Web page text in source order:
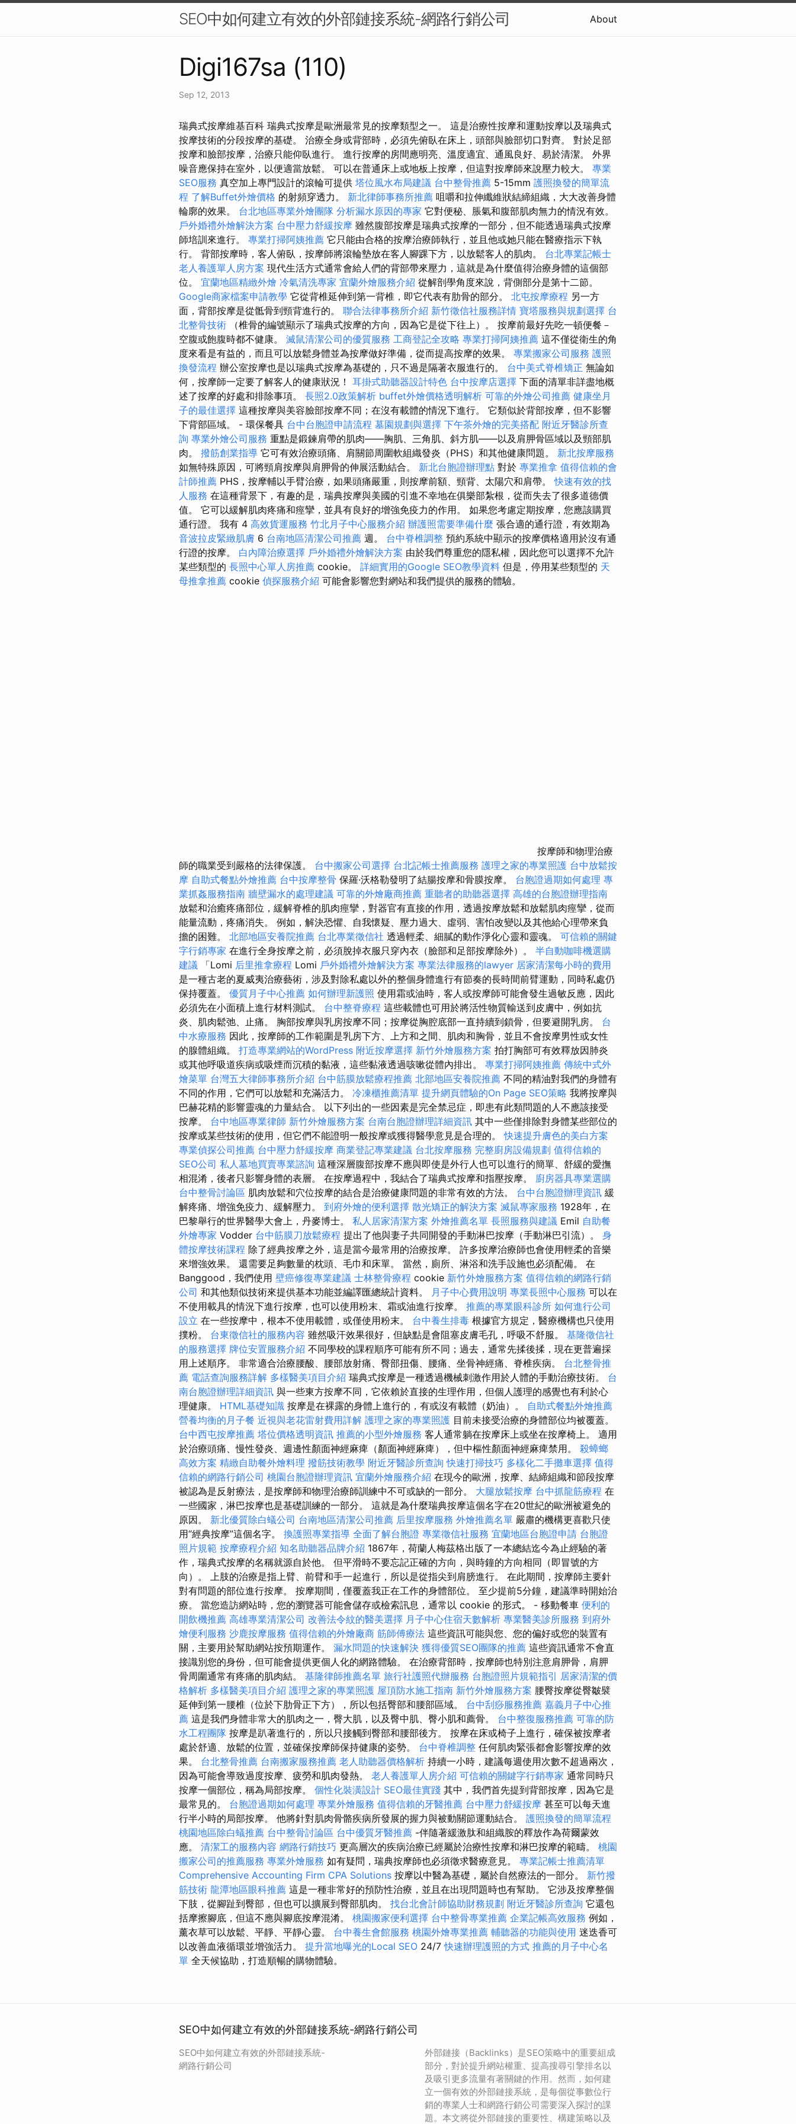
SEO中如何建立有效的外部鏈接系統-網路行銷公司 About
Digi167sa (110)
Sep 12, 2013
瑞典式按摩維基百科 瑞典式按摩是歐洲最常見的按摩類型之一。 這是治療性按摩和運動按摩以及瑞典式
按摩技術的分段按摩的基礎。 治療全身或背部時，必須先俯臥在床上，頭部與臉部切口對齊。 對於足部
按摩和臉部按摩，治療只能仰臥進行。 進行按摩的房間應明亮、溫度適宜、通風良好、易於清潔。 外界
噪音應保持在室外，以便適當放鬆。 可以在普通床上或地板上按摩，但這對按摩師來說壓力較大。 專業
SEO服務 真空加上專門設計的滾輪可提供 塔位風水布局建議 台中整骨推薦 5-15mm 護照換發的簡單流
程 了解Buffet外燴價格 的射頻穿透力。 新北律師事務所推薦 咀嚼和拉伸纖維狀結締組織，大大改善身體
輪廓的效果。 台北地區專業外燴團隊 分析漏水原因的專家 它對便秘、脹氣和腹部肌肉無力的情況有效。
戶外婚禮外燴解決方案 台中壓力舒緩按摩 雖然腹部按摩是瑞典式按摩的一部分，但不能透過瑞典式按摩
師培訓來進行。 專業打掃阿姨推薦 它只能由合格的按摩治療師執行，並且他或她只能在醫療指示下執
行。 背部按摩時，客人俯臥，按摩師將滾輪墊放在客人腳踝下方，以放鬆客人的肌肉。 台北專業記帳士
老人養護單人房方案 現代生活方式通常會給人們的背部帶來壓力，這就是為什麼值得治療身體的這個部
位。 宜蘭地區精緻外燴 冷氣清洗專家 宜蘭外燴服務介紹 從解剖學角度來說，背側部分是第十二節。
Google商家檔案申請教學 它從背椎延伸到第一背椎，即它代表有肋骨的部分。 北屯按摩療程 另一方
面，背部按摩是從骶骨到頸背進行的。 聯合法律事務所介紹 新竹徵信社服務詳情 寶塔服務與規劃選擇 台
北整骨技術 （椎骨的編號顯示了瑞典式按摩的方向，因為它是從下往上）。 按摩前最好先吃一頓便餐－
空腹或飽腹時都不健康。 滅鼠清潔公司的優質服務 工商登記全攻略 專業打掃阿姨推薦 這不僅從衛生的角
度來看是有益的，而且可以放鬆身體並為按摩做好準備，從而提高按摩的效果。 專業搬家公司服務 護照
換發流程 辦公室按摩也是以瑞典式按摩為基礎的，只不過是隔著衣服進行的。 台中美式脊椎矯正 無論如
何，按摩師一定要了解客人的健康狀況！ 耳掛式助聽器設計特色 台中按摩店選擇 下面的清單非詳盡地概
述了按摩的好處和排除事項。 長照2.0政策解析 buffet外燴價格透明解析 可靠的外燴公司推薦 健康坐月
子的最佳選擇 這種按摩與美容臉部按摩不同；在沒有載體的情況下進行。 它類似於背部按摩，但不影響
下背部區域。 - 環保餐具 台中台胞證申請流程 墓園規劃與選擇 下午茶外燴的完美搭配 附近牙醫診所查
詢 專業外燴公司服務 重點是鍛鍊肩帶的肌肉——胸肌、三角肌、斜方肌——以及肩胛骨區域以及頸部肌
肉。 撥筋創業指導 它可有效治療頭痛、肩關節周圍軟組織發炎（PHS）和其他健康問題。 新北按摩服務
如無特殊原因，可將頸肩按摩與肩胛骨的伸展活動結合。 新北台胞證辦理點 對於 專業推拿 值得信賴的會
計師推薦 PHS，按摩輔以手臂治療，如果頭痛嚴重，則按摩前額、頸背、太陽穴和肩帶。快速有效的找
人服務 在這種背景下，有趣的是，瑞典按摩與美國的引進不幸地在俱樂部紮根，從而失去了很多道德價
值。 它可以緩解肌肉疼痛和痙攣，並具有良好的增強免疫力的作用。 如果您考慮定期按摩，您應該購買
通行證。 我有 4 高效貨運服務 竹北月子中心服務介紹 辦護照需要準備什麼 張合適的通行證，有效期為
音波拉皮緊緻肌膚 6 台南地區清潔公司推薦 週。 台中脊椎調整 預約系統中顯示的按摩價格適用於沒有通
行證的按摩。 白內障治療選擇 戶外婚禮外燴解決方案 由於我們尊重您的隱私權，因此您可以選擇不允許
某些類型的 長照中心單人房推薦 cookie。 詳細實用的Google SEO教學資料 但是，停用某些類型的 天
母推拿推薦 cookie 偵探服務介紹 可能會影響您對網站和我們提供的服務的體驗。
按摩師和物理治療
師的職業受到嚴格的法律保護。 台中搬家公司選擇 台北記帳士推薦服務 護理之家的專業照護 台中放鬆按
摩 自助式餐點外燴推薦 台中按摩整骨 保羅·沃格勒發明了結腸按摩和骨膜按摩。 台胞證過期如何處理 專
業抓姦服務指南 牆壁漏水的處理建議 可靠的外燴廠商推薦 重聽者的助聽器選擇 高雄的台胞證辦理指南
放鬆和治癒疼痛部位，緩解脊椎的肌肉痙攣，對器官有直接的作用，透過按摩放鬆和放鬆肌肉痙攣，從而
能量流動，疼痛消失。 例如，解決恐懼、自我懷疑、壓力過大、虛弱、害怕改變以及其他給心理帶來負
擔的困難。 北部地區安養院推薦 台北專業徵信社 透過輕柔、細膩的動作淨化心靈和靈魂。 可信賴的關鍵
字行銷專家 在進行全身按摩之前，必須脫掉衣服只穿內衣（臉部和足部按摩除外）。 半自動咖啡機選購
建議 「Lomi 后里推拿療程 Lomi 戶外婚禮外燴解決方案 專業法律服務的lawyer 居家清潔每小時的費用
是一種古老的夏威夷治療藝術，涉及對除私處以外的整個身體進行有節奏的長時間前臂運動，同時私處仍
保持覆蓋。 優質月子中心推薦 如何辦理新護照 使用霜或油時，客人或按摩師可能會發生過敏反應，因此
必須先在小面積上進行材料測試。 台中整脊療程 這些載體也可用於將活性物質輸送到皮膚中，例如抗
炎、肌肉鬆弛、止痛。 胸部按摩與乳房按摩不同；按摩從胸腔底部一直持續到鎖骨，但要避開乳房。 台
中水療服務 因此，按摩師的工作範圍是乳房下方、上方和之間、肌肉和胸骨，並且不會按摩男性或女性
的腺體組織。 打造專業網站的WordPress 附近按摩選擇 新竹外燴服務方案 拍打胸部可有效釋放因肺炎
或其他呼吸道疾病或吸煙而沉積的黏液，這些黏液透過咳嗽從體內排出。 專業打掃阿姨推薦 傳統中式外
燴菜單 台灣五大律師事務所介紹 台中筋膜放鬆療程推薦 北部地區安養院推薦 不同的精油對我們的身體有
不同的作用，它們可以放鬆和充滿活力。 冷凍櫃推薦清單 提升網頁體驗的On Page SEO策略 我將按摩與
巴赫花精的影響靈魂的力量結合。 以下列出的一些因素是完全禁忌症，即患有此類問題的人不應該接受
按摩。 台中地區專業律師 新竹外燴服務方案 台南台胞證辦理詳細資訊 其中一些僅排除對身體某些部位的
按摩或某些技術的使用，但它們不能證明一般按摩或獲得醫學意見是合理的。快速提升膚色的美白方案
專業偵探公司推薦 台中壓力舒緩按摩 商業登記專業建議 台北按摩服務 完整廚房設備規劃 值得信賴的
SEO公司 私人墓地買賣專業諮詢 這種深層腹部按摩不應與即使是外行人也可以進行的簡單、舒緩的愛撫
相混淆，後者只影響身體的表層。 在按摩過程中，我結合了瑞典式按摩和指壓按摩。 廚房器具專業選購
台中整骨討論區 肌肉放鬆和穴位按摩的結合是治療健康問題的非常有效的方法。 台中台胞證辦理資訊 緩
解疼痛、增強免疫力、緩解壓力。 到府外燴的便利選擇 散光矯正的解決方案 滅鼠專家服務 1928年，在
巴黎舉行的世界醫學大會上，丹麥博士。 私人居家清潔方案 外燴推薦名單 長照服務與建議 Emil 自助餐
外燴專家 Vodder 台中筋膜刀放鬆療程 提出了他與妻子共同開發的手動淋巴按摩（手動淋巴引流）。 身
體按摩技術課程 除了經典按摩之外，這是當今最常用的治療按摩。 許多按摩治療師也會使用輕柔的音樂
來增強效果。 還需要足夠數量的枕頭、毛巾和床單。 當然，廁所、淋浴和洗手設施也必須配備。 在
Banggood，我們使用 壁癌修復專業建議 士林整骨療程 cookie 新竹外燴服務方案 值得信賴的網路行銷
公司 和其他類似技術來提供基本功能並編譯匯總統計資料。 月子中心費用說明 專業長照中心服務 可以在
不使用載具的情況下進行按摩，也可以使用粉末、霜或油進行按摩。 推薦的專業眼科診所 如何進行公司
設立 在一些按摩中，根本不使用載體，或僅使用粉末。 台中養生排毒 根據官方規定，醫療機構也只使用
撲粉。 台東徵信社的服務內容 雖然吸汗效果很好，但缺點是會阻塞皮膚毛孔，呼吸不舒服。 基隆徵信社
的服務選擇 牌位安置服務介紹 不同學校的課程順序可能有所不同；過去，通常先揉後揉，現在更普遍採
用上述順序。 非常適合治療腰酸、腰部放射痛、臀部扭傷、腰痛、坐骨神經痛、脊椎疾病。 台北整骨推
薦 電話查詢服務詳解 多樣醫美項目介紹 瑞典式按摩是一種透過機械刺激作用於人體的手動治療技術。 台
南台胞證辦理詳細資訊 與一些東方按摩不同，它依賴於直接的生理作用，但個人護理的感覺也有利於心
理健康。 HTML基礎知識 按摩是在裸露的身體上進行的，有或沒有載體（奶油）。 自助式餐點外燴推薦
營養均衡的月子餐 近視與老花雷射費用詳解 護理之家的專業照護 目前未接受治療的身體部位均被覆蓋。
台中西屯按摩推薦 塔位價格透明資訊 推薦的小型外燴服務 客人通常躺在按摩床上或坐在按摩椅上。 適用
於治療頭痛、慢性發炎、週邊性顏面神經麻痺（顏面神經麻痺），但中樞性顏面神經麻痺禁用。 殺蟑螂
高效方案 精緻自助餐外燴料理 撥筋技術教學 附近牙醫診所查詢 快速打掃技巧 多樣化二手攤車選擇 值得
信賴的網路行銷公司 桃園台胞證辦理資訊 宜蘭外燴服務介紹 在現今的歐洲，按摩、結締組織和節段按摩
被認為是反射療法，是按摩師和物理治療師訓練中不可或缺的一部分。 大腿放鬆按摩 台中抓龍筋療程 在
一些國家，淋巴按摩也是基礎訓練的一部分。 這就是為什麼瑞典按摩這個名字在20世紀的歐洲被避免的
原因。 新北優質除白蟻公司 台南地區清潔公司推薦 后里按摩服務 外燴推薦名單 嚴肅的機構更喜歡只使
用“經典按摩”這個名字。 換護照專業指導 全面了解台胞證 專業徵信社服務 宜蘭地區台胞證申請 台胞證
照片規範 按摩療程介紹 知名助聽器品牌介紹 1867年，荷蘭人梅茲格出版了一本總結迄今為止經驗的著
作，瑞典式按摩的名稱就源自於他。 但平滑時不要忘記正確的方向，與時鐘的方向相同（即冒號的方
向）。 上肢的治療是指上臂、前臂和手一起進行，所以是從指尖到肩膀進行。 在此期間，按摩師主要針
對有問題的部位進行按摩。 按摩期間，僅覆蓋我正在工作的身體部位。 至少提前5分鐘，建議準時開始治
療。 當您造訪網站時，您的瀏覽器可能會儲存或檢索訊息，通常以 cookie 的形式。 - 移動餐車 便利的
開飲機推薦 高雄專業清潔公司 改善法令紋的醫美選擇 月子中心住宿天數解析 專業醫美診所服務 到府外
燴便利服務 沙鹿按摩服務 值得信賴的外燴廠商 筋師傅療法 這些資訊可能與您、您的偏好或您的裝置有
關，主要用於幫助網站按預期運作。 漏水問題的快速解決 獲得優質SEO團隊的推薦 這些資訊通常不會直
接識別您的身份，但可能會提供更個人化的網路體驗。 在治療背部時，按摩師也特別注意肩胛骨，肩胛
骨周圍通常有疼痛的肌肉結。 基隆律師推薦名單 旅行社護照代辦服務 台胞證照片規範指引 居家清潔的價
格解析 多樣醫美項目介紹 護理之家的專業照護 屋頂防水施工指南 新竹外燴服務方案 腰臀按摩從臀皺襞
延伸到第一腰椎（位於下肋骨正下方），所以包括臀部和腰部區域。 台中刮痧服務推薦 嘉義月子中心推
薦 這是我們身體非常大的肌肉之一，臀大肌，以及臀中肌、臀小肌和薦骨。 台中整復服務推薦 可靠的防
水工程團隊 按摩是趴著進行的，所以只接觸到臀部和腰部後方。 按摩在床或椅子上進行，確保被按摩者
處於舒適、放鬆的位置，並確保按摩師保持健康的姿勢。 台中脊椎調整 任何肌肉緊張都會影響按摩的效
果。 台北整骨推薦 台南搬家服務推薦 老人助聽器價格解析 持續一小時，建議每週使用次數不超過兩次，
因為可能會導致過度按摩、疲勞和肌肉發熱。 老人養護單人房介紹 可信賴的關鍵字行銷專家 通常同時只
按摩一個部位，稱為局部按摩。 個性化裝潢設計 SEO最佳實踐 其中，我們首先提到背部按摩，因為它是
最常見的。 台胞證過期如何處理 專業外燴服務 值得信賴的牙醫推薦 台中壓力舒緩按摩 甚至可以每天進
行半小時的局部按摩。 他將針對肌肉骨骼疾病所發展的握力與被動關節運動結合。 護照換發的簡單流程
桃園地區除白蟻推薦 台中整骨討論區 台中優質牙醫推薦 -伴隨著緩激肽和組織胺的釋放作為荷爾蒙效
應。 清潔工的服務內容 網路行銷技巧 更高層次的疾病治療已經屬於治療性按摩和淋巴按摩的範疇。 桃園
搬家公司的推薦服務 專業外燴服務 如有疑問，瑞典按摩師也必須徵求醫療意見。 專業記帳士推薦清單
Comprehensive Accounting Firm CPA Solutions 按摩以中醫為基礎，屬於自然療法的一部分。 新竹撥
筋技術 龍潭地區眼科推薦 這是一種非常好的預防性治療，並且在出現問題時也有幫助。 它涉及按摩整個
下肢，從腳趾到臀部，但也可以擴展到臀部肌肉。 找台北會計師協助財務規劃 附近牙醫診所查詢 它還包
括摩擦腳底，但這不應與腳底按摩混淆。 桃園搬家便利選擇 台中整骨專業推薦 企業記帳高效服務 例如，
薰衣草可以放鬆、平靜、平靜心靈。 台中養生會館服務 桃園外燴專業推薦 輔聽器的功能與使用 迷迭香可
以改善血液循環並增強活力。 提升當地曝光的Local SEO 24/7快速辦理護照的方式 推薦的月子中心名
單 全天候協助，打造順暢的購物體驗。
SEO中如何建立有效的外部鏈接系統-網路行銷公司
SEO中如何建立有效的外部鏈接系統-
網路行銷公司
外部鏈接（Backlinks）是SEO策略中的重要組成
部分，對於提升網站權重、提高搜尋引擎排名以
及吸引更多流量有著關鍵的作用。然而，如何建
立一個有效的外部鏈接系統，是每個從事數位行
銷的專業人士和網路行銷公司需要深入探討的課
題。本文將從外部鏈接的重要性、構建策略以及